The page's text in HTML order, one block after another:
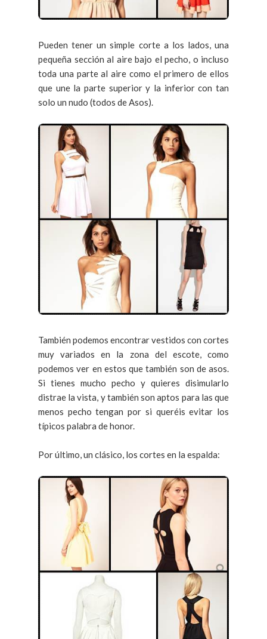
Pueden tener un simple corte a los lados, una
pequeña sección al aire bajo el pecho, o incluso
toda una parte al aire como el primero de ellos
que une la parte superior y la inferior con tan
solo un nudo (todos de Asos).
También podemos encontrar vestidos con cortes
muy variados en la zona del escote, como
podemos ver en estos que también son de asos.
Si tienes mucho pecho y quieres disimularlo
distrae la vista, y también son aptos para las que
menos pecho tengan por si queréis evitar los
típicos palabra de honor.
Por último, un clásico, los cortes en la espalda: